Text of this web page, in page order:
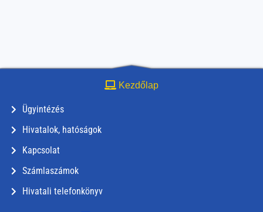
Kezdőlap
Ügyintézés
Hivatalok, hatóságok
Kapcsolat
Számlaszámok
Hivatali telefonkönyv